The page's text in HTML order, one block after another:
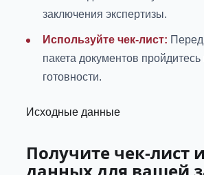
заключения экспертизы.
Используйте чек-лист: Перед
пакета документов пройдитесь
готовности.
Исходные данные
Получите чек-лист